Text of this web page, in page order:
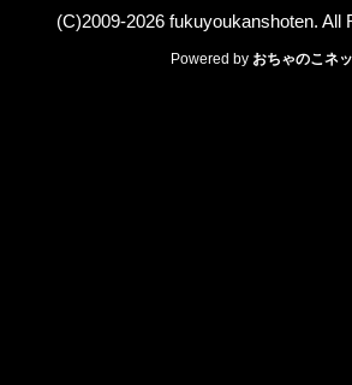
(C)2009-2026 fukuyoukanshoten. All
Powered by おちゃのこネ